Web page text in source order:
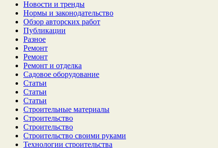
Новости и тренды
Нормы и законодательство
Обзор авторских работ
Публикации
Разное
Ремонт
Ремонт
Ремонт и отделка
Садовое оборудование
Статьи
Статьи
Статьи
Строительные материалы
Строительство
Строительство
Строительство своими руками
Технологии строительства